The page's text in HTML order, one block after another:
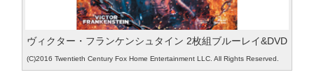
ヴィクター・フランケンシュタイン 2枚組ブルーレイ&DVD
(C)2016 Twentieth Century Fox Home Entertainment LLC. All Rights Reserved.